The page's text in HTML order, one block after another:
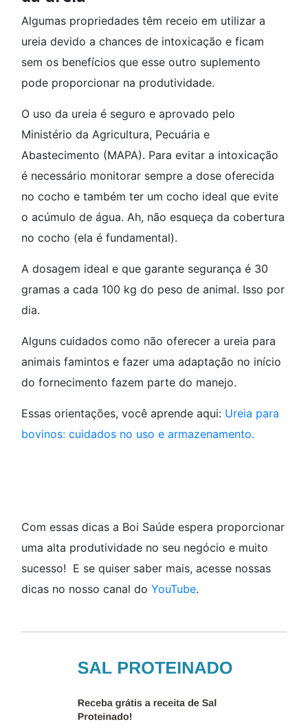
Algumas propriedades têm receio em utilizar a
ureia devido a chances de intoxicação e ficam
sem os benefícios que esse outro suplemento
pode proporcionar na produtividade.
O uso da ureia é seguro e aprovado pelo
Ministério da Agricultura, Pecuária e
Abastecimento (MAPA). Para evitar a intoxicação
é necessário monitorar sempre a dose oferecida
no cocho e também ter um cocho ideal que evite
o acúmulo de água. Ah, não esqueça da cobertura
no cocho (ela é fundamental).
A dosagem ideal e que garante segurança é 30
gramas a cada 100 kg do peso de animal. Isso por
dia.
Alguns cuidados como não oferecer a ureia para
animais famintos e fazer uma adaptação no início
do fornecimento fazem parte do manejo.
Essas orientações, você aprende aqui: Ureia para
bovinos: cuidados no uso e armazenamento.
Com essas dicas a Boi Saúde espera proporcionar
uma alta produtividade no seu negócio e muito
sucesso! E se quiser saber mais, acesse nossas
dicas no nosso canal do YouTube.